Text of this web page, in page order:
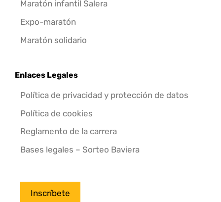
Maratón infantil Salera
Expo-maratón
Maratón solidario
Enlaces Legales
Política de privacidad y protección de datos
Política de cookies
Reglamento de la carrera
Bases legales – Sorteo Baviera
Inscríbete